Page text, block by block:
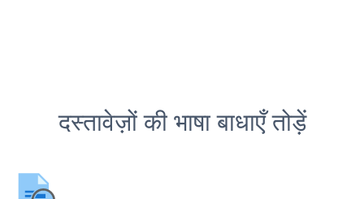
दस्तावेज़ों की भाषा बाधाएँ तोड़ें